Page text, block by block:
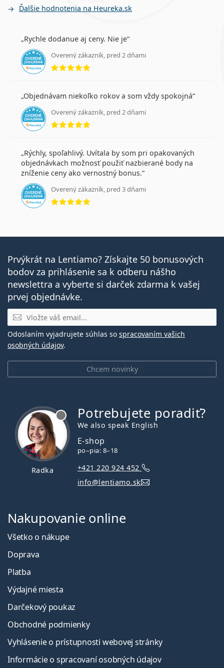
Ďalšie hodnotenia na Heureka.sk
Rychle dodanue aj ceny. Nie je
Overený zákazník, pred 2 dňami
hodnotenie 5 z 5
Objednávam niekoľko rokov a som vždy spokojná
Overený zákazník, pred 2 dňami
hodnotenie 5 z 5
Rýchly, spoľahlivý. Uvítala by som pri opakovaných
objednávkach možnosť použiť nazbierané body na
zníženie ceny ako vernostný bonus.
Overený zákazník, pred 3 dňami
hodnotenie 5 z 5
Prvýkrát na Lentiamo? Získajte 50 bonusových
bodov za prihlásenie sa k odberu nášho
newslettra a vyberte si darček zdarma k vašej
prvej objednávke.
E-mail
Chcem novinky
Odoslaním vyjadrujete súhlas so spracovaním vašich
osobných údajov.
Radka
Potrebujete poradiť?
We also speak English
E-shop
po–pia: 8–18
+421 220 924 452
info@lentiamo.sk
Nakupovanie online
Všetko o nákupe
Doprava
Platba
Výdajné miesta
Darčekový poukaz
Obchodné podmienky
Vyhlásenie o prístupnosti webovej stránky
Informácie o spracovaní osobných údajov